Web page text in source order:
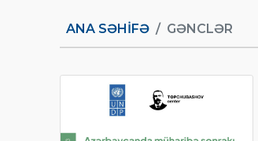
ANA SƏHIFƏ GƏNCLƏR